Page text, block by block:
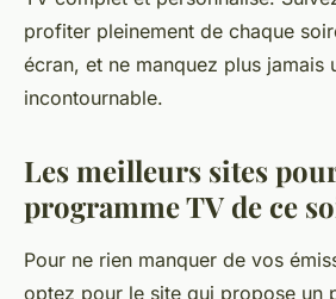
profiter pleinement de chaque
écran, et ne manquez plus jamais
incontournable.
Les meilleurs sites
programme TV de ce
Pour ne rien manquer de vos
optez pour le site qui propose un